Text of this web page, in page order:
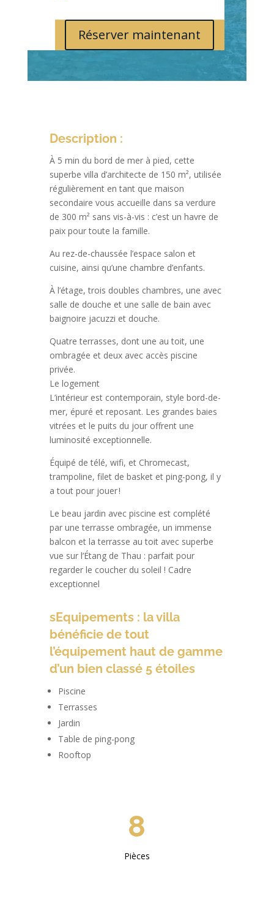
Réserver maintenant
Description :
À 5 min du bord de mer à pied, cette
superbe villa d’architecte de 150 m², utilisée
régulièrement en tant que maison
secondaire vous accueille dans sa verdure
de 300 m² sans vis-à-vis : c’est un havre de
paix pour toute la famille.
Au rez-de-chaussée l’espace salon et
cuisine, ainsi qu’une chambre d’enfants.
À l’étage, trois doubles chambres, une avec
salle de douche et une salle de bain avec
baignoire jacuzzi et douche.
Quatre terrasses, dont une au toit, une
ombragée et deux avec accès piscine
privée.
Le logement
L’intérieur est contemporain, style bord-de-
mer, épuré et reposant. Les grandes baies
vitrées et le puits du jour offrent une
luminosité exceptionnelle.
Équipé de télé, wifi, et Chromecast,
trampoline, filet de basket et ping-pong, il y
a tout pour jouer !
Le beau jardin avec piscine est complété
par une terrasse ombragée, un immense
balcon et la terrasse au toit avec superbe
vue sur l’Étang de Thau : parfait pour
regarder le coucher du soleil ! Cadre
exceptionnel
sEquipements : la villa
bénéficie de tout
l’équipement haut de gamme
d’un bien classé 5 étoiles
Piscine
Terrasses
Jardin
Table de ping-pong
Rooftop
8
Pièces